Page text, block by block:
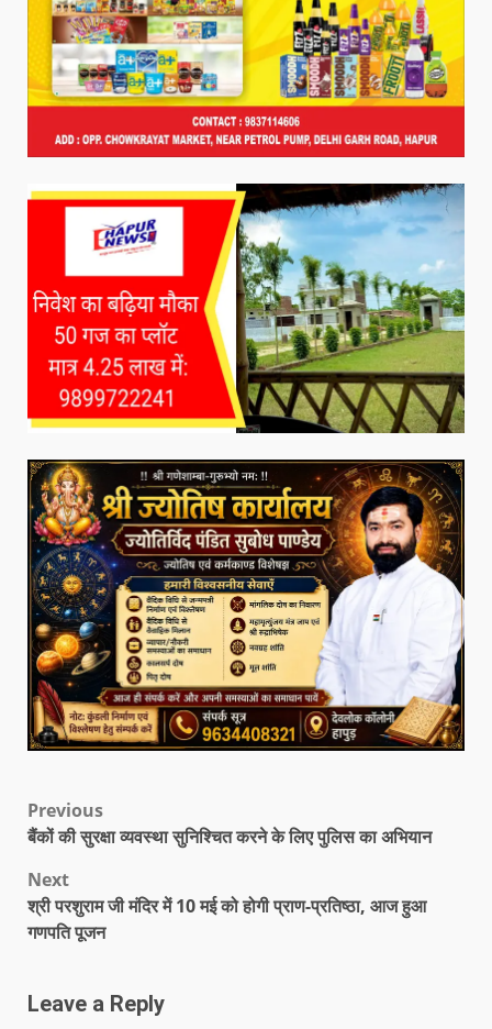
Previous
बैंकों की सुरक्षा व्यवस्था सुनिश्चित करने के लिए पुलिस का अभियान
Next
श्री परशुराम जी मंदिर में 10 मई को होगी प्राण-प्रतिष्ठा, आज हुआ
गणपति पूजन
Leave a Reply